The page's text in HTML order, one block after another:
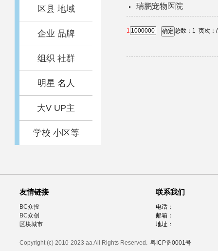
区县 地域
企业 品牌
组织 社群
明星 名人
大V UP主
学校 小区等
瑞鹏宠物医院
总数： 1 页次：
1 确定
友情链接
BC众投
BC众创
区块城市
联系我们
电话：
邮箱：
地址：
Copyright (c) 2010-2023 aa All Rights Reserved. 粤ICP备0001号